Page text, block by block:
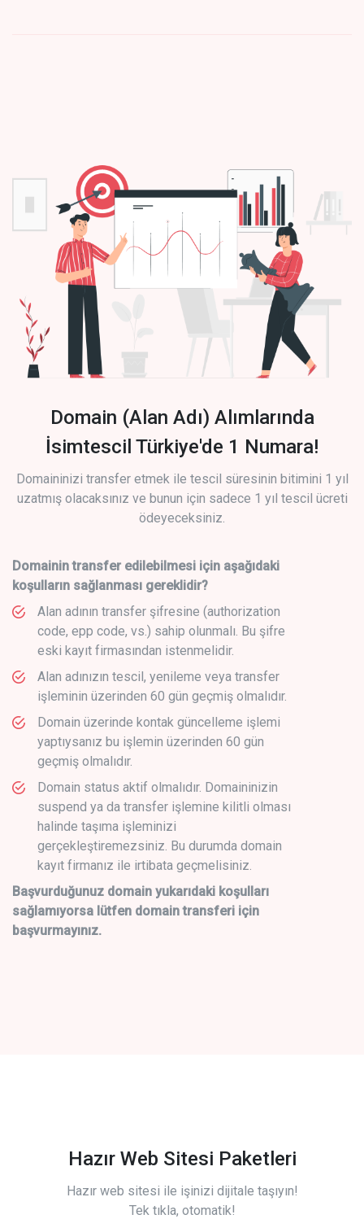
Domain (Alan Adı) Alımlarında
İsimtescil Türkiye'de 1 Numara!
Domaininizi transfer etmek ile tescil süresinin bitimini 1 yıl
uzatmış olacaksınız ve bunun için sadece 1 yıl tescil ücreti
ödeyeceksiniz.
Domainin transfer edilebilmesi için aşağıdaki
koşulların sağlanması gereklidir?
Alan adının transfer şifresine (authorization
code, epp code, vs.) sahip olunmalı. Bu şifre
eski kayıt firmasından istenmelidir.
Alan adınızın tescil, yenileme veya transfer
işleminin üzerinden 60 gün geçmiş olmalıdır.
Domain üzerinde kontak güncelleme işlemi
yaptıysanız bu işlemin üzerinden 60 gün
geçmiş olmalıdır.
Domain status aktif olmalıdır. Domaininizin
suspend ya da transfer işlemine kilitli olması
halinde taşıma işleminizi
gerçekleştiremezsiniz. Bu durumda domain
kayıt firmanız ile irtibata geçmelisiniz.
Başvurduğunuz domain yukarıdaki koşulları
sağlamıyorsa lütfen domain transferi için
başvurmayınız.
Hazır Web Sitesi Paketleri
Hazır web sitesi ile işinizi dijitale taşıyın!
Tek tıkla, otomatik!